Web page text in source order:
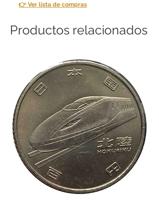
👉 Ver lista de compras
Productos relacionados